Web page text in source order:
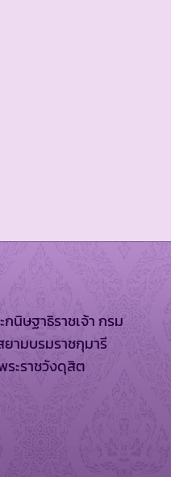
นิษฐาธิราชเจ้า กรม
ามบรมราชกุมารี
ะราชวังดุสิต